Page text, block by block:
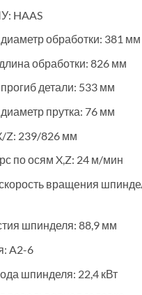
HAAS
обработки: 381 мм
обработки: 826 мм
детали: 533 мм
прутка: 76 мм
Z: 239/826 мм
по осям X,Z: 24 м/мин
вращения
шпинделя: 88,9 мм
A2-6
шпинделя: 22,4 кВт